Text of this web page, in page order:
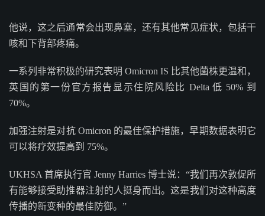
他说，这之后通常会出现鼻塞，还有其他常见症状，包括干
咳和下背部疼痛。
一系列非常积极的研究表明 Omicron IS 比其他菌株更温和，
英国的第一份官方报告显示住院风险比 Delta 低 50% 到
70%。
加强注射是对抗 Omicron 的最佳保护措施，早期数据表明它
可以将疗效提高到 75%。
UKHSA 首席执行官 Jenny Harries 博士说：“我们再次敦促所
有能够接受助推器注射的人挺身而出。这是我们对这种高度
传播的新变种的最佳防御。”